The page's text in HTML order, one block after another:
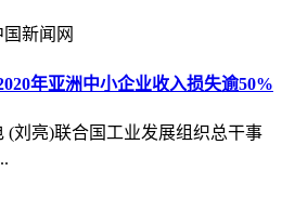
新闻网
年亚洲中小企业收入损失逾50%
亮)联合国工业发展组织总干事